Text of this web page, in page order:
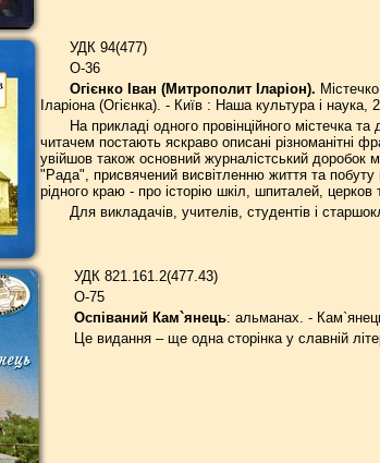
УДК 94(477)
О-36
Огієнко Іван (Митрополит Іларіон).
Іларіона (Огієнка). - Київ : Наша культура і наука,
На прикладі одного провінційного містечка
читачем постають яскраво описані різноманітні
увійшов також основний журналістський доробок
"Рада", присвячений висвітленню життя та побуту
рідного краю - про історію шкіл, шпиталей, церков
Для викладачів, учителів, студентів і
УДК 821.161.2(477.43)
О-75
Оспіваний Кам`янець: альманах. -
Це видання – ще одна сторінка у славній